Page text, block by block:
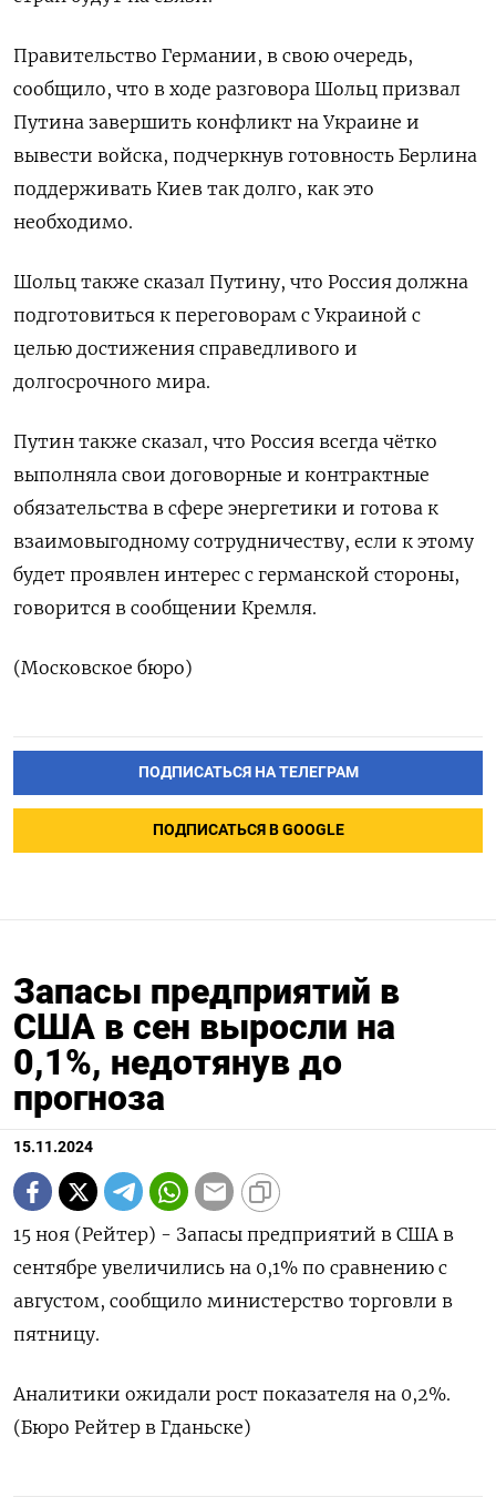
Правительство Германии, в свою очередь,
сообщило, что в ходе разговора Шольц призвал
Путина завершить конфликт на Украине и
вывести войска, подчеркнув готовность Берлина
поддерживать Киев так долго, как это
необходимо.
Шольц также сказал Путину, что Россия должна
подготовиться к переговорам с Украиной с
целью достижения справедливого и
долгосрочного мира.
Путин также сказал, что Россия всегда чётко
выполняла свои договорные и контрактные
обязательства в сфере энергетики и готова к
взаимовыгодному сотрудничеству, если к этому
будет проявлен интерес с германской стороны,
говорится в сообщении Кремля.
(Московское бюро)
ПОДПИСАТЬСЯ НА ТЕЛЕГРАМ
ПОДПИСАТЬСЯ В GOOGLE
Запасы предприятий в
США в сен выросли на
0,1%, недотянув до
прогноза
15.11.2024
15 ноя (Рейтер) - Запасы предприятий в США в
сентябре увеличились на 0,1% по сравнению с
августом, сообщило министерство торговли в
пятницу.
Аналитики ожидали рост показателя на 0,2%.
(Бюро Рейтер в Гданьске)